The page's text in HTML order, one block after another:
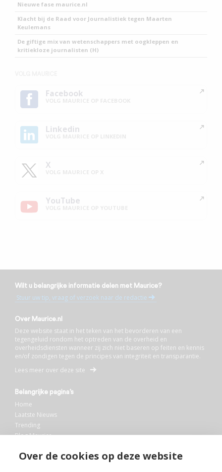
Over de cookies op deze website
Nieuwe fase maurice.nl
Klacht bij de Raad voor Journalistiek tegen Maarten
Keulemans
De giftige mix van wetenschappers met oogkleppen en
kritiekloze journalisten (H)
Facebook
Linkedin
X
YouTube
Wilt u belangrijke informatie delen met Maurice?
Stuur uw tip, vraag of verzoek naar de redactie
Over Maurice.nl
Deze website staat in het teken van het bevorderen van een
tegengeluid rondom het optreden van de overheid en
overheidsdiensten wanneer zij zich niet baseren op feiten en kennis
en/of zondigen tegen de principes van integriteit en transparantie.
Lees meer over deze site
Belangrijke pagina’s
Home
Laatste Nieuws
Trending
Blog Maurice
Bibliotheek